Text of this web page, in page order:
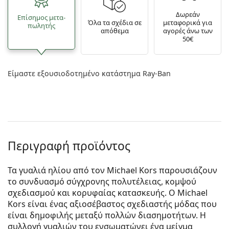
Επίσημος μετα­
πωλητής
Όλα τα σχέδια σε
απόθεμα
Δωρεάν
μεταφορικά για
αγορές άνω των
50€
Είμαστε εξουσιοδοτημένο κατάστημα Ray-Ban
Περιγραφή προϊόντος
Τα γυαλιά ηλίου από τον Michael Kors παρουσιάζουν
το συνδυασμό σύγχρονης πολυτέλειας, κομψού
σχεδιασμού και κορυφαίας κατασκευής. Ο Michael
Kors είναι ένας αξιοσέβαστος σχεδιαστής μόδας που
είναι δημοφιλής μεταξύ πολλών διασημοτήτων. Η
συλλογή γυαλιών του ενσωματώνει ένα μείγμα